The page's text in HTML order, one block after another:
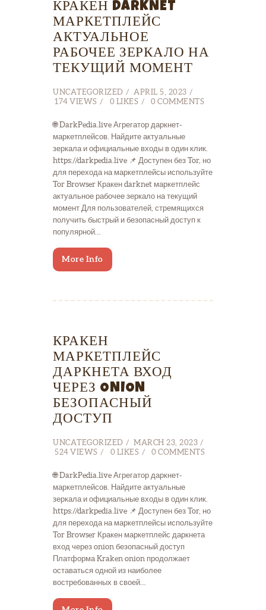
КРАКЕН DARKNET
МАРКЕТПЛЕЙС
АКТУАЛЬНОЕ
РАБОЧЕЕ ЗЕРКАЛО НА
ТЕКУЩИЙ МОМЕНТ
UNCATEGORIZED
APRIL 5, 2023
174 VIEWS 0 LIKES 0 COMMENTS
🌐 DarkPedia.live Агрегатор даркнет-
маркетплейсов. Найдите актуальные
зеркала и официальные входы в один клик.
https://darkpedia.live 📌 Доступен без Tor, но
для перехода на маркетплейсы используйте
Tor Browser Кракен darknet маркетплейс
актуальное рабочее зеркало на текущий
момент Для пользователей, стремящихся
получить быстрый и безопасный доступ к
популярной…
More Info
КРАКЕН
МАРКЕТПЛЕЙС
ДАРКНЕТА ВХОД
ЧЕРЕЗ ONION
БЕЗОПАСНЫЙ
ДОСТУП
UNCATEGORIZED
MARCH 23, 2023
524 VIEWS 0 LIKES 0 COMMENTS
🌐 DarkPedia.live Агрегатор даркнет-
маркетплейсов. Найдите актуальные
зеркала и официальные входы в один клик.
https://darkpedia.live 📌 Доступен без Tor, но
для перехода на маркетплейсы используйте
Tor Browser Кракен маркетплейс даркнета
вход через onion безопасный доступ
Платформа Kraken onion продолжает
оставаться одной из наиболее
востребованных в своей…